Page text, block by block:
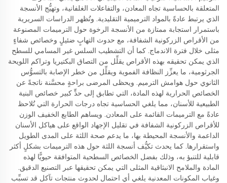
المتعلقة بالحساسية تجاه المعادن، والتفاعلات الغلفانية، وتهيُّج الأنسجة
الذي يرتبط عادةً بالمواد الترميمية التقليدية. وتُظهر الدراسات السريرية
باستمرار استجابة ممتازة من الأنسجة الرخوة حول الترميمات المصنوعة
من الأقراص الزركونية الشفافة، مع حدوث التهابٍ ضئيلٍ وخصائص شفاءٍ
مثلى خلال فترة الاندماج. كما أن التشطيب السلس غير المسامي للسطح
الذي يمكن تحقيقه بهذه الأقراص يقلِّل من التصاق البكتيريا وتراكم اللويحة
الجرثومية، ما يعزِّز النظافة الفموية ويقلِّل من خطر الإصابة بالتسوُّس
الثانوي حول هوامش الترميم. ويحظى المرضى براحةٍ محسَّنة ناتجةً عن
الخصائص الحرارية لهذه المادة، التي تطابق إلى حدٍّ كبير خصائص البنية
الطبيعية للأسنان، مما يلغي الحساسية تجاه درجات الحرارة التي تُلاحظ
عادةً مع الترميمات القائمة على المعادن. ويساهم الطابع الخفيف الوزن
للأقراص الزركونية الشفافة في تقليل الإجهاد الواقع على هياكل الأسنان
الداعمة والأنسجة المحيطة بها، ما يدعم صحة اللثة على المدى الطويل
واستقرارها. كما يحدث تكيُّف أنسجة اللثة حول هذه الترميمات بشكلٍ أكثر
قابلية للتنبؤ به، وذلك بفضل الخصائص السطحية المتوافقة حيويًّا لهذه
المادة والملامح الانبثاقية المثلى التي يمكن تحقيقها عبر التصنيع الدقيق.
وغياب المكونات المعدنية يلغي أي احتمال لحدوث منتجات تآكل قد تسبِّب